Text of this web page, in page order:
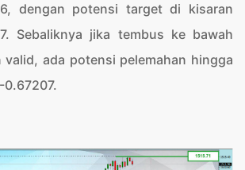
dengan potensi target di kisaran
Sebaliknya jika tembus ke bawah
valid, ada potensi pelemahan hingga